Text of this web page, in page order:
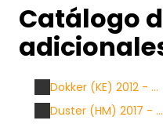
Catálogo
Dokker (KE) 2012 - ...
Duster (HM) 2017 - ...